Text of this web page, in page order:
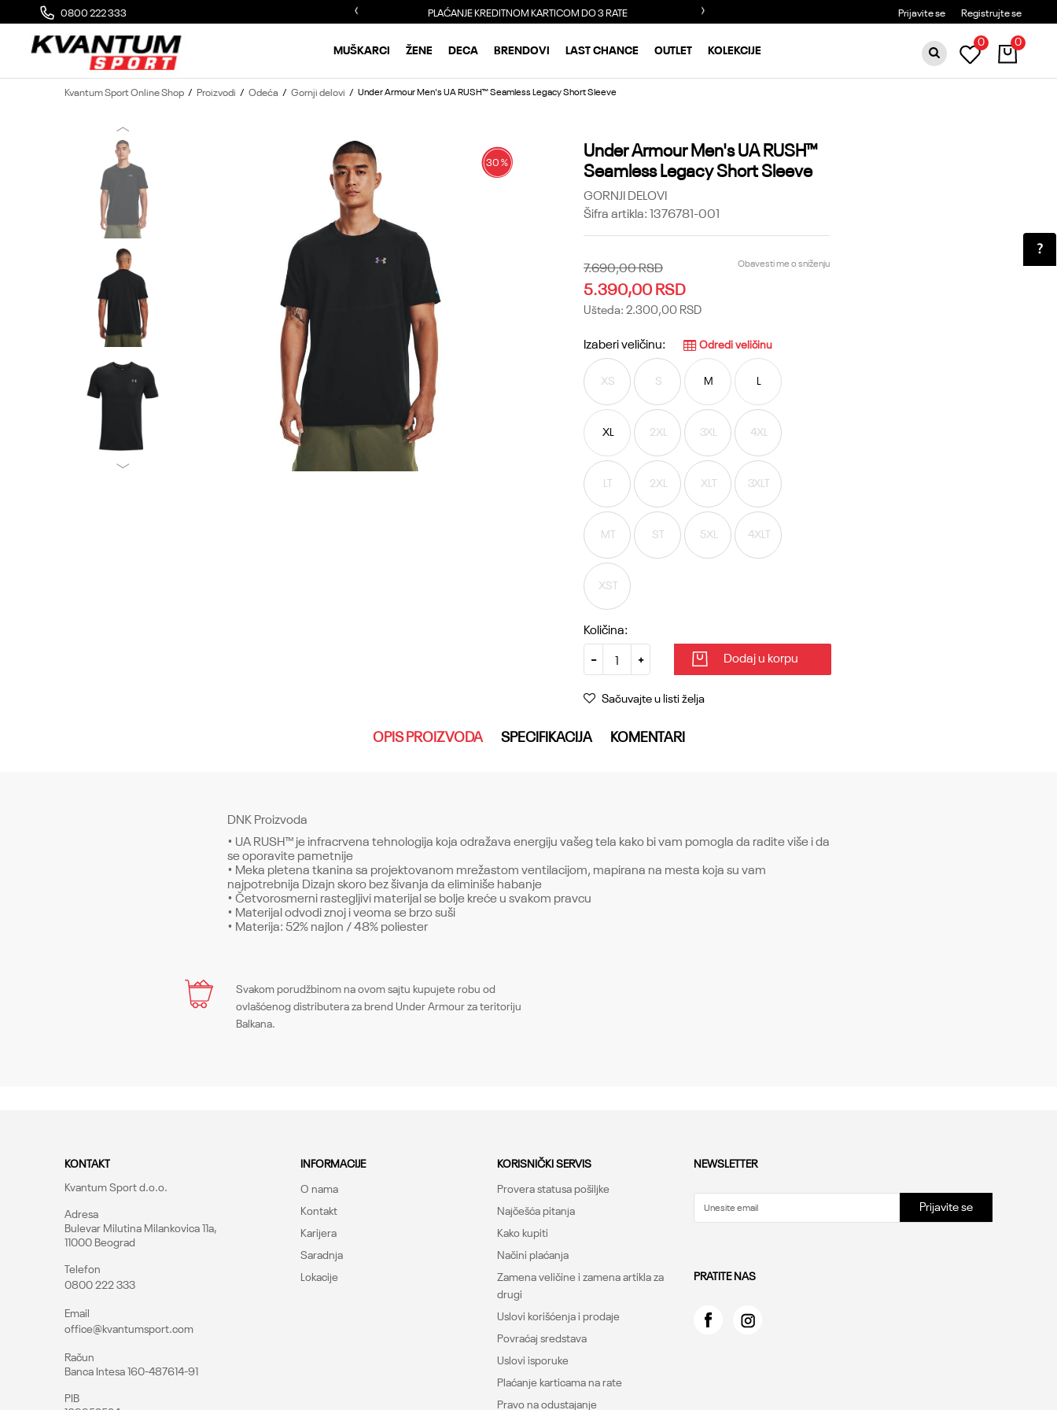
0800 222 333
MOGUĆA ZAMENA 14 DANA OD DOSTAVE PLAĆANJE KREDITNOM KARTICOM DO 3 RATE BESPLATNA DOSTAVA ZA PORUDŽBINE PREKO 6000RSD
Prijavite se Registrujte se
MUŠKARCI ŽENE DECA BRENDOVI LAST CHANCE OUTLET KOLEKCIJE 0
0
Kvantum Sport Online Shop Proizvodi Odeća Gornji delovi Under Armour Men's UA RUSH™ Seamless Legacy Short Sleeve
30%
Under Armour Men's UA RUSH™
Seamless Legacy Short Sleeve
GORNJI DELOVI
Šifra artikla:1376781-001
7.690,00RSD
5.390,00RSD
Ušteda: 2.300,00 RSD
Obavesti me o sniženju
Izaberi veličinu: Odredi veličinu
XS S M L
XL 2XL 3XL 4XL
LT 2XL XLT 3XLT
MT ST 5XL 4XLT
XST
Količina:
Dodaj u korpu
Sačuvajte u listi želja
OPIS PROIZVODA SPECIFIKACIJA KOMENTARI
DNK Proizvoda
• UA RUSH™ je infracrvena tehnologija koja odražava energiju vašeg tela kako bi vam pomogla da radite više i da
se oporavite pametnije
• Meka pletena tkanina sa projektovanom mrežastom ventilacijom, mapirana na mesta koja su vam
najpotrebnija Dizajn skoro bez šivanja da eliminiše habanje
• Četvorosmerni rastegljivi materijal se bolje kreće u svakom pravcu
• Materijal odvodi znoj i veoma se brzo suši
• Materija: 52% najlon / 48% poliester
Kategorija
Pol
Pošalji
Svakom porudžbinom na ovom sajtu kupujete robu od
ovlašćenog distributera za brend Under Armour za teritoriju
Balkana.
KONTAKT
Kvantum Sport d.o.o.
Adresa
Bulevar Milutina Milankovica 11a,
11000 Beograd
Telefon
0800 222 333
Email
office@kvantumsport.com
Račun
Banca Intesa 160-487614-91
PIB
INFORMACIJE
O nama
Kontakt
Karijera
Saradnja
Lokacije
KORISNIČKI SERVIS
Provera statusa pošiljke
Najčešća pitanja
Kako kupiti
Načini plaćanja
Zamena veličine i zamena artikla za
drugi
Uslovi korišćenja i prodaje
Povraćaj sredstava
Uslovi isporuke
Plaćanje karticama na rate
Pravo na odustajanje
NEWSLETTER
Prijavite se
PRATITE NAS